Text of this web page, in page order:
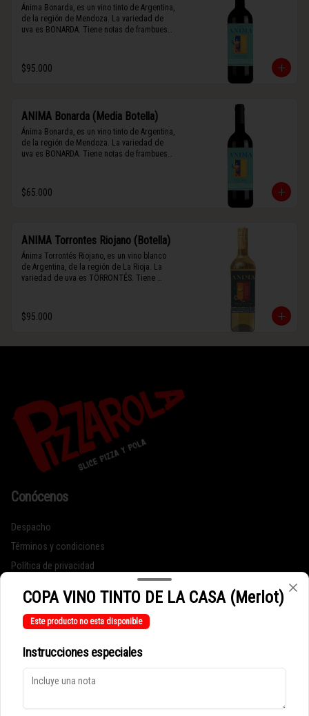
Ánima Bonarda, es un vino tinto de Argentina,
de la región de Mendoza. La variedad de
uva es BONARDA. Tiene notas de frambuesa
por barrica por 3 meses.
$95.000
ANIMA Bonarda (Media Botella)
Ánima Bonarda, es un vino tinto de Argentina,
de la región de Mendoza. La variedad de
uva es BONARDA. Tiene notas de frambuesa
por barrica por 3 meses.
$65.000
ANIMA Torrontes Riojano (Botella)
Ánima Torrontés Riojano, es un vino blanco
de Argentina, de la región de La Rioja. La
variedad de uva es TORRONTÉS. Tiene
$95.000
Conócenos
Despacho
Términos y condiciones
Política de privacidad
Redes sociales
Instagram
Mi cuenta
Iniciar sesión
COPA VINO TINTO DE LA CASA (Merlot)
Este producto no esta disponible
Instrucciones especiales